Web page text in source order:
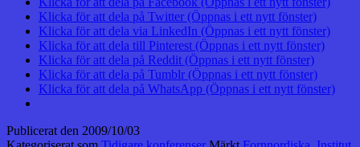
Klicka för att dela på Twitter (Öppnas i ett nytt fönster)
Klicka för att dela via LinkedIn (Öppnas i ett nytt fönster)
Klicka för att dela till Pinterest (Öppnas i ett nytt fönster)
Klicka för att dela på Reddit (Öppnas i ett nytt fönster)
Klicka för att dela på Tumblr (Öppnas i ett nytt fönster)
Klicka för att dela på WhatsApp (Öppnas i ett nytt fönster)
Publicerat den 2009/10/03